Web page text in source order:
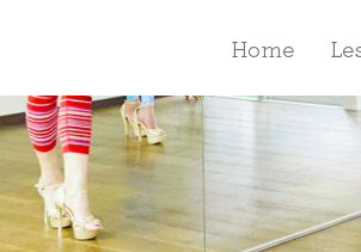
Home